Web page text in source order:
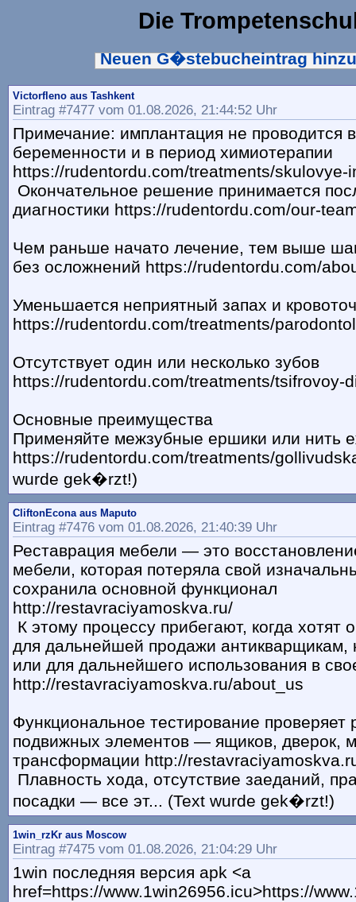
Die
Neuen G�stebucheintrag
Victorfleno aus Tashkent
Eintrag #7477 vom 01.08.2026, 21:44:52 Uhr
Примечание: имплантация не проводится
беременности и в период химиотерапии
https://rudentordu.com/treatments/skulovye-
Окончательное решение принимается
диагностики https://rudentordu.com/our-
Чем раньше начато лечение, тем выше
без осложнений https://rudentordu.com/
Уменьшается неприятный запах и
https://rudentordu.com/treatments/
Отсутствует один или несколько зубов
https://rudentordu.com/treatments/tsifrovoy-
Основные преимущества
Применяйте межзубные ершики или нить
https://rudentordu.com/treatments/
wurde gek�rzt!)
CliftonEcona aus Maputo
Eintrag #7476 vom 01.08.2026, 21:40:39 Uhr
Реставрация мебели — это
мебели, которая потеряла свой
сохранила основной функционал
http://restavraciyamoskva.ru/
К этому процессу прибегают, когда хотят
для дальнейшей продажи антикварщикам,
или для дальнейшего использования в
http://restavraciyamoskva.ru/about_us
Функциональное тестирование проверяет
подвижных элементов — ящиков, дверок,
трансформации http://
Плавность хода, отсутствие заеданий,
посадки — все эт... (Text wurde gek�rzt!)
1win_rzKr aus Moscow
Eintrag #7475 vom 01.08.2026, 21:04:29 Uhr
1win последняя версия apk <a
href=https://www.1win26956.icu>https://